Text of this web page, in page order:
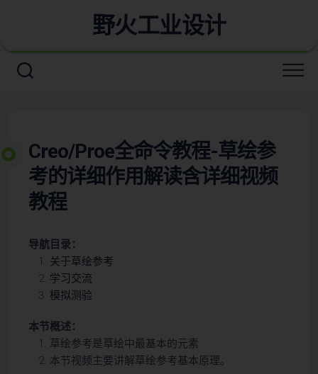
野火工业设计
Creo/Proe全命令教程-草绘参
考的详细作用解读含详细视频
教程
导航目录：
关于草绘参考
学习交流
模拟测验
本节概述：
草绘参考是草绘中最基本的元素.
本节视频主要讲解草绘参考基本原理。